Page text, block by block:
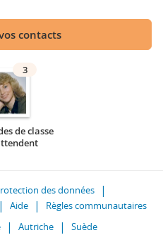
contacts
3
de classe
des données
Aide
Règles communautaires
Autriche Suède